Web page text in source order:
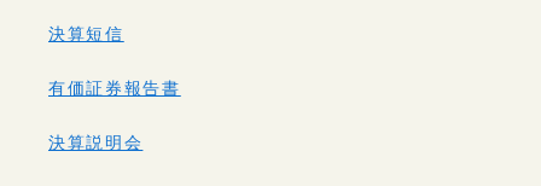
決算短信
有価証券報告書
決算説明会